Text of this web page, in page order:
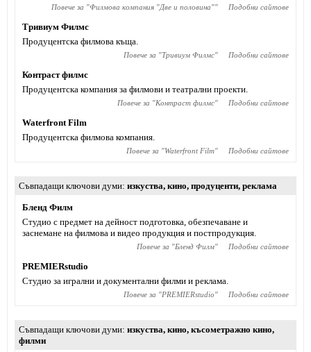
Повече за "Филмова компания "Две и половина"" Подобни сайтове
Тривиум Филмс
Продуцентска филмова къща.
Повече за "Тривиум Филмс" Подобни сайтове
Контраст филмс
Продуцентска компания за филмови и театрални проекти.
Повече за "Контраст филмс" Подобни сайтове
Waterfront Film
Продуцентска филмова компания.
Повече за "Waterfront Film" Подобни сайтове
Съвпадащи ключови думи изкуства, кино, продуценти, реклама
Бленд Филм
Студио с предмет на дейност подготовка, обезпечаване и
заснемане на филмова и видео продукция и постпродукция.
Повече за "Бленд Филм" Подобни сайтове
PREMIERstudio
Студио за игрални и документални филми и реклама.
Повече за "PREMIERstudio" Подобни сайтове
Съвпадащи ключови думи изкуства, кино, късометражно кино,
филми